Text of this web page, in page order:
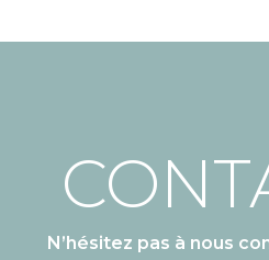
N’hésitez pas à nous